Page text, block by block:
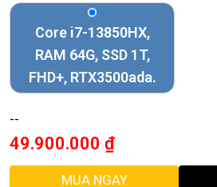
Core i7-13850HX,
RAM 64G, SSD 1T,
FHD+, RTX3500ada.
--
49.900.000 ₫
MUA NGAY